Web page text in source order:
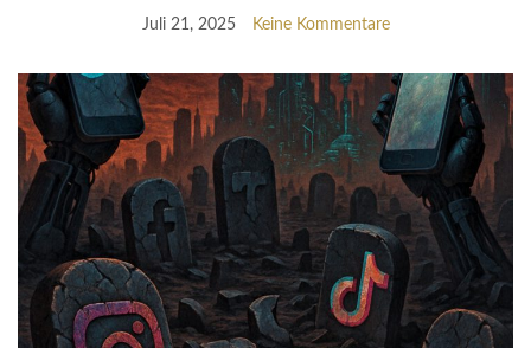
Juli 21, 2025 Keine Kommentare